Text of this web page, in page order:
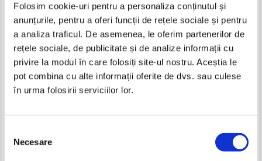
Folosim cookie-uri pentru a personaliza conținutul și
anunțurile, pentru a oferi funcții de rețele sociale și pentru
a analiza traficul. De asemenea, le oferim partenerilor de
rețele sociale, de publicitate și de analize informații cu
privire la modul în care folosiți site-ul nostru. Aceștia le
pot combina cu alte informații oferite de dvs. sau culese
în urma folosirii serviciilor lor.
consimțământului
Necesare
Rachel Lynn Solomon - Fata de
40,00Lei 30,00
Adaugă în coș
Julie Garwood - Flacarile iubirii
Lei
Adaugă în coș